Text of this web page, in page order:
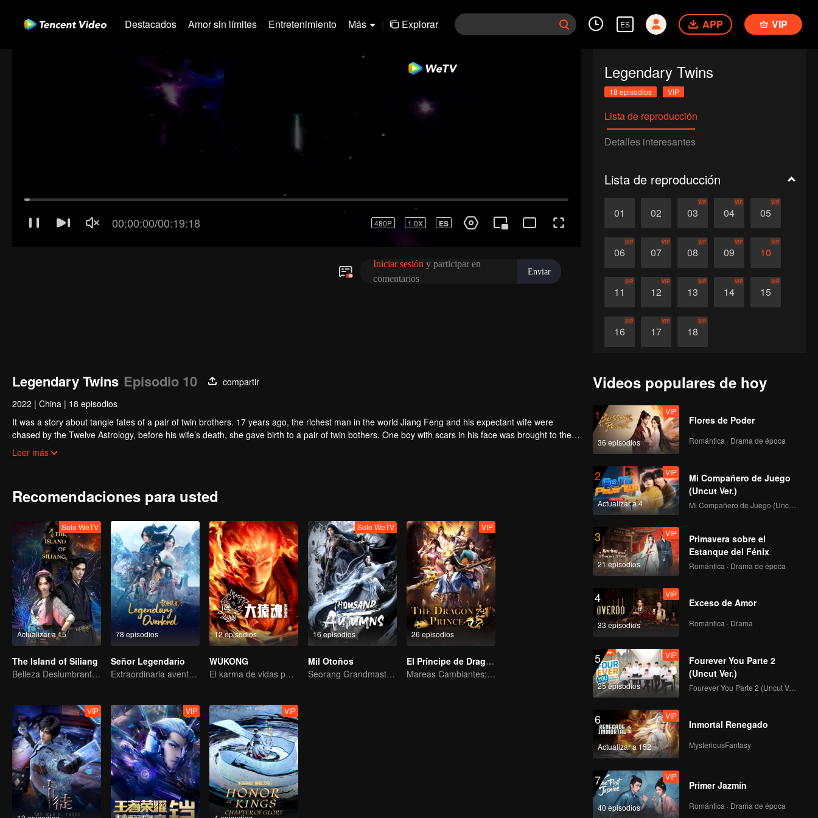
Destacados Amor sin límites Entretenimiento Más | Explorar ES APP VIP
Legendary Twins
18 episodios VIP
Lista de reproducción
Detalles interesantes
Lista de reproducción
01 02 03
VIP
04
VIP
05
VIP
06
VIP
07
VIP
08
VIP
09
VIP
10
VIP
11
VIP
12
VIP
13
VIP
14
VIP
15
VIP
16
VIP
17
VIP
18
VIP
Legendary Twins Episodio 10
compartir
2022 | China | 18 episodios
It was a story about tangle fates of a pair of twin brothers. 17 years ago, the richest man in the world Jiang Feng and his expectant wife were
chased by the Twelve Astrology, before his wife’s death, she gave birth to a pair of twin bothers. One boy with scars in his face was brought to the
Villains' Valley, the other boy was brought to the forbidden area in the Martial arts World, Palace Yihua.
After many years, the young man with scars in his face Jiang Xiaoyu was brought up by five evils in the Villains' Valley and wanted to be the first
Leer más
Recomendaciones para usted
Actualizar a 15
Solo WeTV
The Island of Siliang
Belleza Deslumbrante: Una Fantasía Antigua en 3D
78 episodios
Señor Legendario
Extraordinaria aventura, una adolescente renacida de la adversidad.
12 episodios
WUKONG
El karma de vidas pasadas está destinado a destrozar los cielos.
16 episodios
Solo WeTV
Mil Otoños
Seorang Grandmaster Berlatih Seni Bela Diri di Dunia Manusia
26 episodios
VIP
El Príncipe de Dragón
Mareas Cambiantes: La Odisea de un Joven Escritor
VIP VIP VIP
Videos populares de hoy
1
36 episodios
VIP
Flores de Poder
Romántica · Drama de época
2
Actualizar a 4
VIP
Mi Compañero de Juego
(Uncut Ver.)
Mi Compañero de Juego (Uncut Ver.)
3
21 episodios
VIP
Primavera sobre el
Estanque del Fénix
Romántica · Drama de época
4
33 episodios
VIP
Exceso de Amor
Romántica · Drama
5
25 episodios
VIP
Fourever You Parte 2
(Uncut Ver.)
Fourever You Parte 2 (Uncut Ver.)
6
Actualizar a 152
VIP
Inmortal Renegado
MysteriousFantasy
7
40 episodios
VIP
Primer Jazmín
Romántica · Drama de época